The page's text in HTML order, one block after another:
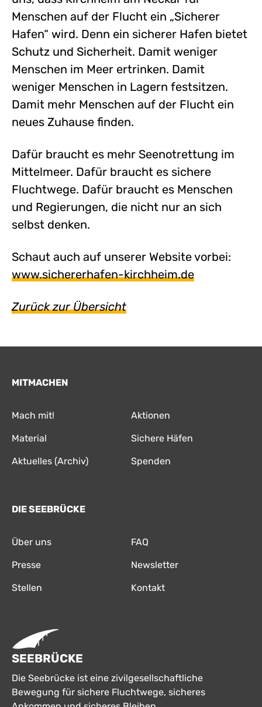
Menschen auf der Flucht ein „Sicherer
Hafen“ wird. Denn ein sicherer Hafen bietet
Schutz und Sicherheit. Damit weniger
Menschen im Meer ertrinken. Damit
weniger Menschen in Lagern festsitzen.
Damit mehr Menschen auf der Flucht ein
neues Zuhause finden.
Dafür braucht es mehr Seenotrettung im
Mittelmeer. Dafür braucht es sichere
Fluchtwege. Dafür braucht es Menschen
und Regierungen, die nicht nur an sich
selbst denken.
Schaut auch auf unserer Website vorbei:
www.sichererhafen-kirchheim.de
Zurück zur Übersicht
MITMACHEN
Mach mit! Aktionen
Material Sichere Häfen
Aktuelles (Archiv) Spenden
DIE SEEBRÜCKE
Über uns FAQ
Presse Newsletter
Stellen Kontakt
SEEBRÜCKE
Die Seebrücke ist eine zivilgesellschaftliche
Bewegung für sichere Fluchtwege, sicheres